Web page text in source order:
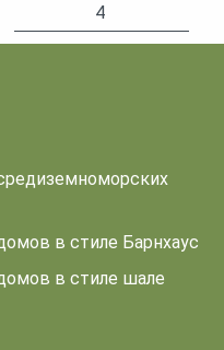
4
в стиле Барнхаус
в стиле шале